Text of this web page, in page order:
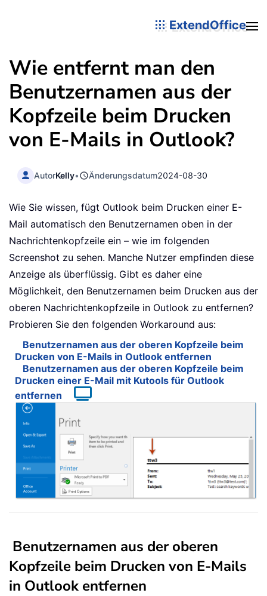
ExtendOffice
Wie entfernt man den
Benutzernamen aus der
Kopfzeile beim Drucken
von E-Mails in Outlook?
AutorKelly• Änderungsdatum2024-08-30
Wie Sie wissen, fügt Outlook beim Drucken einer E-
Mail automatisch den Benutzernamen oben in der
Nachrichtenkopfzeile ein – wie im folgenden
Screenshot zu sehen. Manche Nutzer empfinden diese
Anzeige als überflüssig. Gibt es daher eine
Möglichkeit, den Benutzernamen beim Drucken aus der
oberen Nachrichtenkopfzeile in Outlook zu entfernen?
Probieren Sie den folgenden Workaround aus:
Benutzernamen aus der oberen Kopfzeile beim
Drucken von E-Mails in Outlook entfernen
Benutzernamen aus der oberen Kopfzeile beim
Drucken einer E-Mail mit Kutools für Outlook
entfernen
Benutzernamen aus der oberen
Kopfzeile beim Drucken von E-Mails
in Outlook entfernen